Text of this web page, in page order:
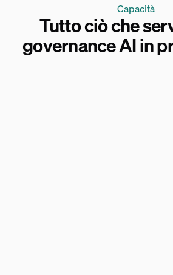
Capacità
Tutto ciò che
governance AI in